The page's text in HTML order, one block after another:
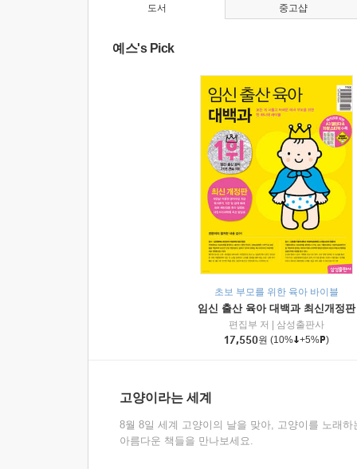
도서
예스's Pick
초보 부모를 위한 육아 바이블
임신 출산 육아 대백과 최신개정판
편집부 저
삼성출판사
17,550원 (10% +5% )
고양이라는 세계
8월 8일 세계 고양이의 날을 맞아, 고양이를 노래하
아름다운 책들을 만나보세요.
중고샵